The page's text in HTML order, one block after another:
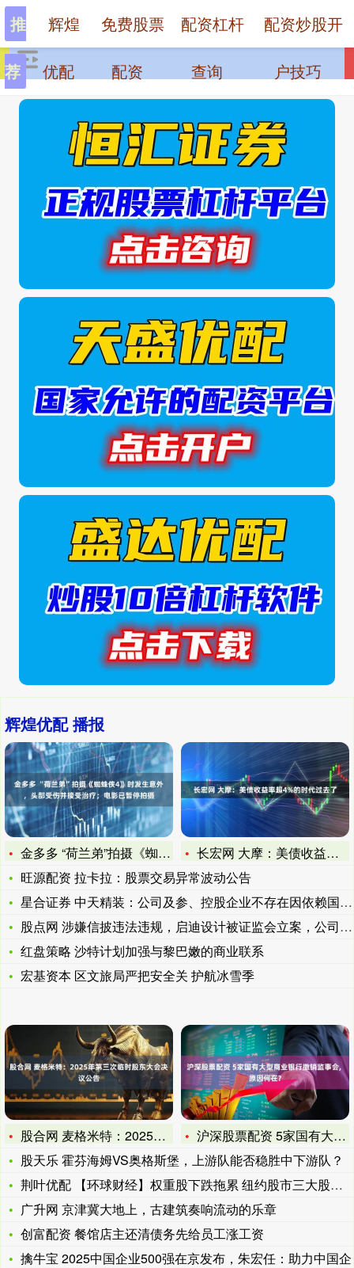
辉煌优配 播报
金多多 “荷兰弟”拍摄《蜘蛛侠4》时发生意外，头部受伤并接受
长宏网 大摩：美债收益率超4%的时代过去了
旺源配资 拉卡拉：股票交易异常波动公告
星合证券 中天精装：公司及参、控股企业不存在因依赖国外关键设
股点网 涉嫌信披违法违规，启迪设计被证监会立案，公司就前期会
红盘策略 沙特计划加强与黎巴嫩的商业联系
宏基资本 区文旅局严把安全关 护航冰雪季
股合网 麦格米特：2025年第三次临时股东大会决议公告
沪深股票配资 5家国有大型商业银行撤销监事会, 原因何在?
股天乐 霍芬海姆VS奥格斯堡，上游队能否稳胜中下游队？
荆叶优配 【环球财经】权重股下跌拖累 纽约股市三大股指17日
广升网 京津冀大地上，古建筑奏响流动的乐章
创富配资 餐馆店主还清债务先给员工涨工资
擒牛宝 2025中国企业500强在京发布，朱宏任：助力中国企
推
荐
辉煌
优配
免费股票
配资
配资杠杆
查询
配资炒股开
户技巧